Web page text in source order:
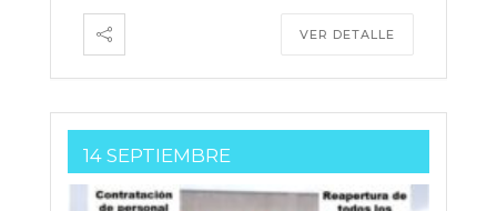
VER DETALLE
14 SEPTIEMBRE